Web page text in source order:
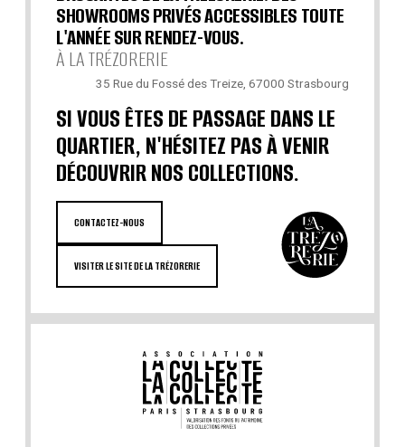
SHOWROOMS PRIVÉS ACCESSIBLES TOUTE
L'ANNÉE SUR RENDEZ-VOUS.
À LA TRÉZORERIE
35 Rue du Fossé des Treize, 67000 Strasbourg
SI VOUS ÊTES DE PASSAGE DANS LE
QUARTIER, N'HÉSITEZ PAS À VENIR
DÉCOUVRIR NOS COLLECTIONS.
CONTACTEZ-NOUS
VISITER LE SITE DE LA TRÉZORERIE